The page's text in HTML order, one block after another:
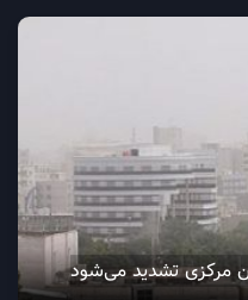
مرکزی تشدید می‌شود